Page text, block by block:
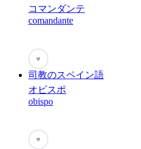
コマンダンテ
comandante
♥
司教のスペイン語
オビスポ
obispo
♥